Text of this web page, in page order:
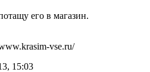
его в магазин.
vse.ru/
15:03